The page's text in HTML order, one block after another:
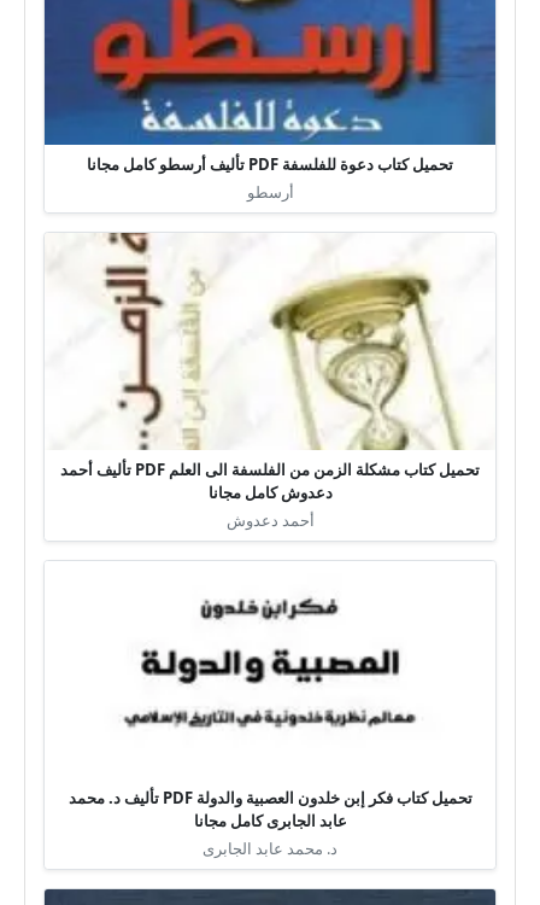
تحميل كتاب دعوة للفلسفة PDF تأليف أرسطو كامل مجانا
أرسطو
تحميل كتاب مشكلة الزمن من الفلسفة الى العلم PDF تأليف أحمد
دعدوش كامل مجانا
أحمد دعدوش
تحميل كتاب فكر إبن خلدون العصبية والدولة PDF تأليف د. محمد
عابد الجابرى كامل مجانا
د. محمد عابد الجابرى